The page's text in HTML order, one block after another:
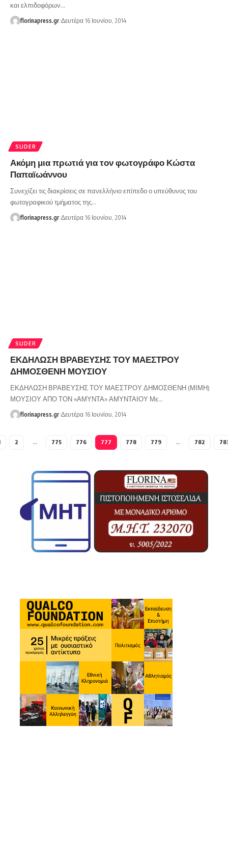
και ελπιδοφόρων…
florinapress.gr Δευτέρα 16 Ιουνίου, 2014
SLIDER
Ακόμη μια πρωτιά για τον φωτογράφο Κώστα
Παπαϊωάννου
Συνεχίζει τις διακρίσεις σε πανελλήνιο επίπεδο ο υπεύθυνος του
φωτογραφικού τμήματος της…
florinapress.gr Δευτέρα 16 Ιουνίου, 2014
SLIDER
ΕΚΔΗΛΩΣΗ ΒΡΑΒΕΥΣΗΣ ΤΟΥ ΜΑΕΣΤΡΟΥ
ΔΗΜΟΣΘΕΝΗ ΜΟΥΣΙΟΥ
ΕΚΔΗΛΩΣΗ ΒΡΑΒΕΥΣΗΣ ΤΟΥ ΜΑΕΣΤΡΟΥ ΔΗΜΟΣΘΕΝΗ (ΜΙΜΗ)
ΜΟΥΣΙΟΥ ΑΠΟ ΤΟΝ «ΑΜΥΝΤΑ» ΑΜΥΝΤΑΙΟΥ Με…
florinapress.gr Δευτέρα 16 Ιουνίου, 2014
2 … 775 776 777 778 779 … 782